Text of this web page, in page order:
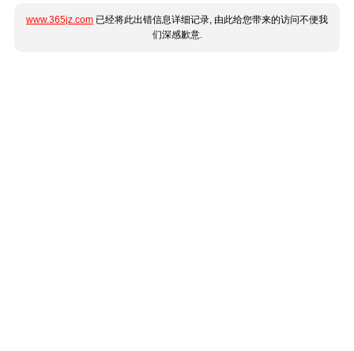
www.365jz.com 已经将此出错信息详细记录, 由此给您带来的访问不便我
们深感歉意.